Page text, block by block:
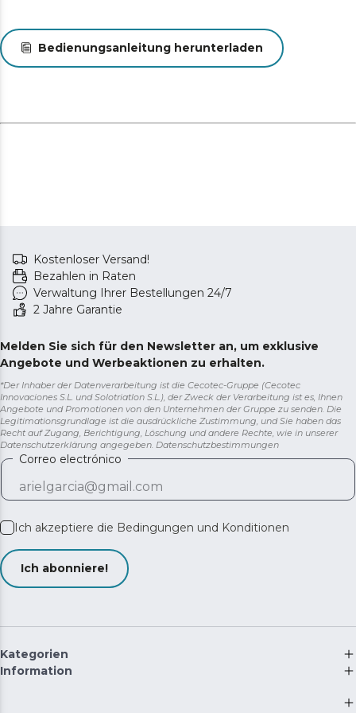
Bedienungsanleitung herunterladen
Kostenloser Versand!
Bezahlen in Raten
Verwaltung Ihrer Bestellungen 24/7
2 Jahre Garantie
Melden Sie sich für den Newsletter an, um exklusive
Angebote und Werbeaktionen zu erhalten.
*Der Inhaber der Datenverarbeitung ist die Cecotec-Gruppe (Cecotec
Innovaciones S.L. und Solotriatlon S.L.), der Zweck der Verarbeitung ist es, Ihnen
Angebote und Promotionen von den Unternehmen der Gruppe zu senden. Die
Legitimationsgrundlage ist die ausdrückliche Zustimmung, und Sie haben das
Recht auf Zugang, Berichtigung, Löschung und andere Rechte, wie in unserer
Datenschutzerklärung angegeben. Datenschutzbestimmungen
Correo electrónico
Ich akzeptiere die Bedingungen und Konditionen
Ich abonniere!
Kategorien
Information